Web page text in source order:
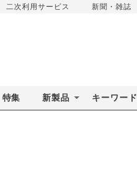
二次利用サービス 新聞・雑誌
特集 新製品 キーワード